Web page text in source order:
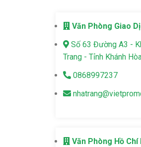
Văn Phòng Giao
Số 63 Đường A3 -
Trang - Tỉnh Khánh
0868997237
Văn Phòng Hồ Chí